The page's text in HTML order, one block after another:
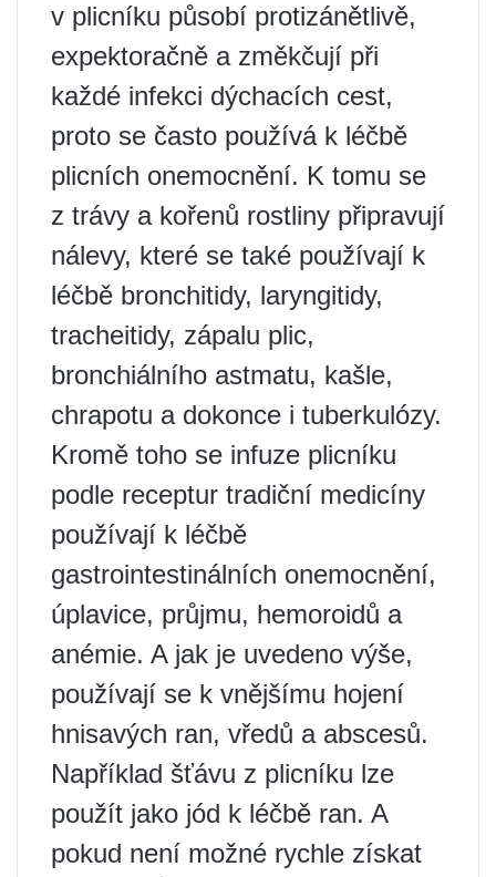
v plicníku působí protizánětlivě,
expektoračně a změkčují při
každé infekci dýchacích cest,
proto se často používá k léčbě
plicních onemocnění. K tomu se
z trávy a kořenů rostliny připravují
nálevy, které se také používají k
léčbě bronchitidy, laryngitidy,
tracheitidy, zápalu plic,
bronchiálního astmatu, kašle,
chrapotu a dokonce i tuberkulózy.
Kromě toho se infuze plicníku
podle receptur tradiční medicíny
používají k léčbě
gastrointestinálních onemocnění,
úplavice, průjmu, hemoroidů a
anémie. A jak je uvedeno výše,
používají se k vnějšímu hojení
hnisavých ran, vředů a abscesů.
Například šťávu z plicníku lze
použít jako jód k léčbě ran. A
pokud není možné rychle získat